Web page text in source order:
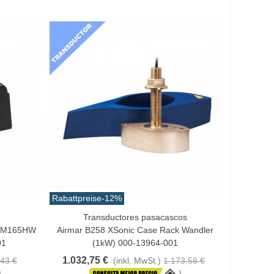
€
Rabattpreise-12%
In Den Warenkorb
Transductores pasacascos
Airmar B258 XSonic Case Rack Wandler
(1kW) 000-13964-001
1.032,75 € (inkl. MwSt.) 1.173,58 €